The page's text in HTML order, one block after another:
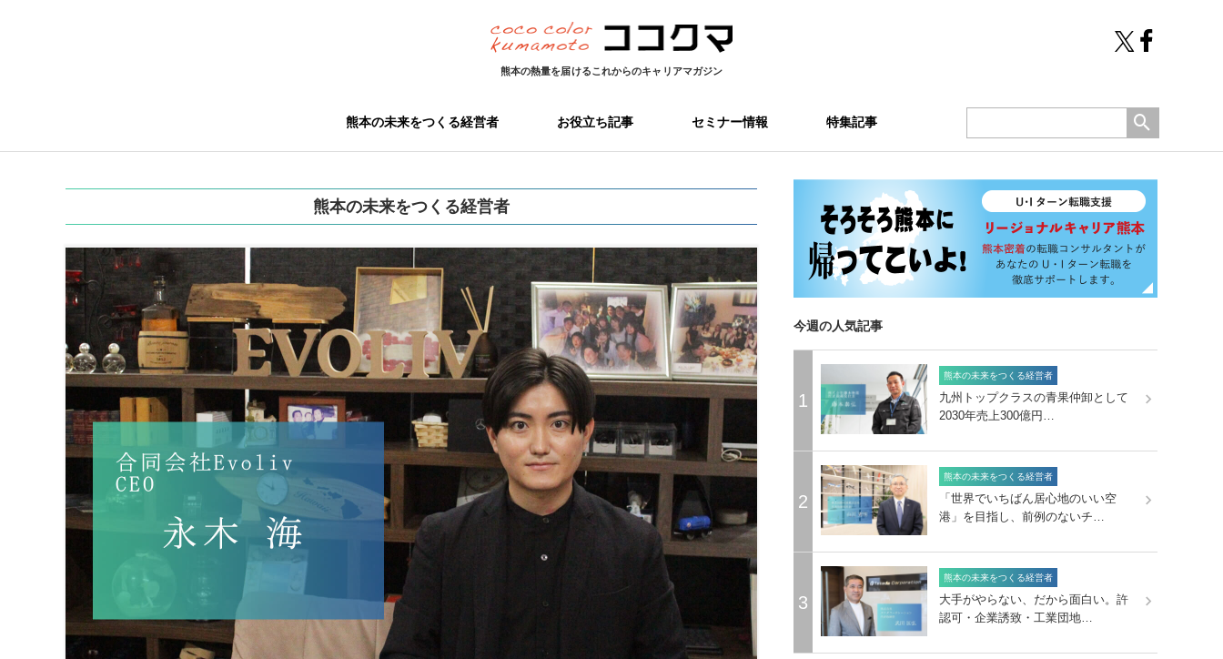
熊本の熱量を届けるこれからのキャリアマガジン
熊本の未来をつくる経営者 お役立ち記事 セミナー情報 特集記事
熊本の未来をつくる経営者
今週の人気記事
1
熊本の未来をつくる経営者
九州トップクラスの青果仲卸として
2030年売上300億円…
2
熊本の未来をつくる経営者
「世界でいちばん居心地のいい空
港」を目指し、前例のないチ…
3
熊本の未来をつくる経営者
大手がやらない、だから面白い。許
認可・企業誘致・工業団地…